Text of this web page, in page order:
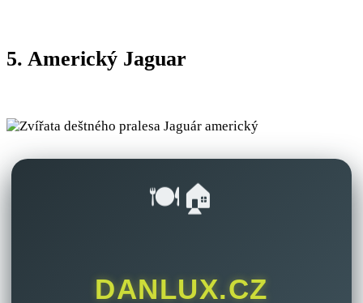
5. Americký Jaguar
🍽️🏠
DANLUX.CZ